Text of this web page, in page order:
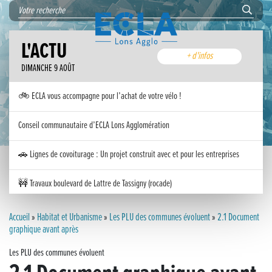
L'ACTU
DIMANCHE 9 AOÛT
+ d'infos
🚲 ECLA vous accompagne pour l’achat de votre vélo !
Conseil communautaire d’ECLA Lons Agglomération
🚗 Lignes de covoiturage : Un projet construit avec et pour les entreprises
🚧 Travaux boulevard de Lattre de Tassigny (rocade)
Inauguration nouvelle station d’épuration (STEP) de Trenal
Accueil» Habitat et Urbanisme» Les PLU des communes évoluent»2.1 Document
graphique avant après
Les PLU des communes évoluent